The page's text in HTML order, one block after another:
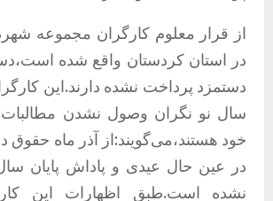
از قرار معلوم کارگران مجموعه
در استان کردستان واقع شده
دستمزد پرداخت نشده دارند.این
سال نو نگران وصول نشدن
خود هستند،می‌گویند:از آذر ماه حقوق
در عین حال عیدی و پاداش پایان
نشده است.طبق اظهارات این